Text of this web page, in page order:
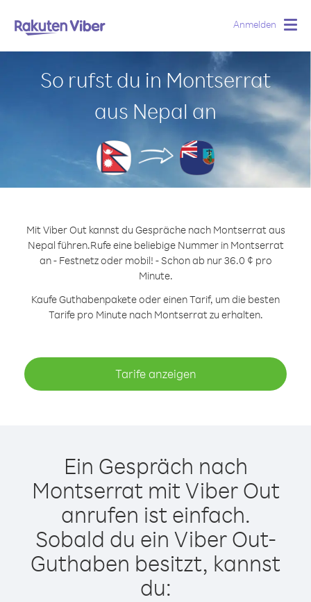
Anmelden
So rufst du in Montserrat
aus Nepal an
Mit Viber Out kannst du Gespräche nach Montserrat aus
Nepal führen.Rufe eine beliebige Nummer in Montserrat
an - Festnetz oder mobil! - Schon ab nur 36.0 ¢ pro
Minute.
Kaufe Guthabenpakete oder einen Tarif, um die besten
Tarife pro Minute nach Montserrat zu erhalten.
Tarife anzeigen
Ein Gespräch nach
Montserrat mit Viber Out
anrufen ist einfach.
Sobald du ein Viber Out-
Guthaben besitzt, kannst
du: